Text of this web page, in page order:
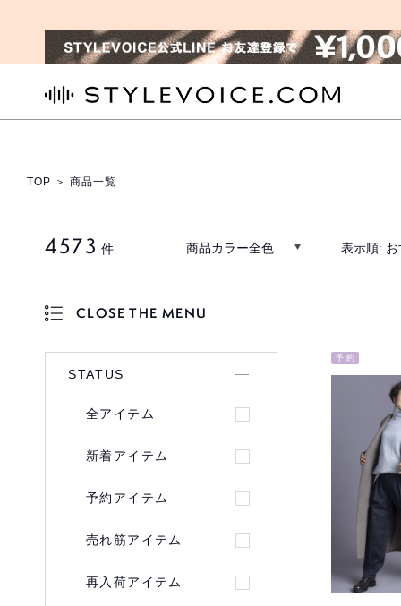
TOP ＞ 商品一覧
4573 件 商品カラー全色 表示順:
CLOSE THE MENU
STATUS
全アイテム
新着アイテム
予約アイテム
売れ筋アイテム
再入荷アイテム
予 約